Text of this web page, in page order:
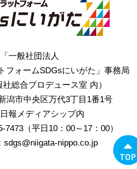
TOP
「一般社団法人
フォームSDGsにいがた」事務局
社総合プロデュース室 内）
潟市中央区万代3丁目1番1号
報メディアシップ内
7473（平日10：00～17：00）
sdgs@niigata-nippo.co.jp